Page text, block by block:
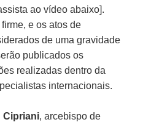
ao vídeo abaixo].
e os atos de
de uma gravidade
publicados os
realizadas dentro da
internacionais.
Cipriani, arcebispo de